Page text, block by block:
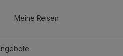
Meine Reisen